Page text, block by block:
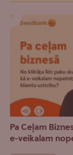
Pa Ceļam
e-veikalam